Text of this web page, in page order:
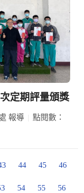
定期評量頒獎
報導
點閱數：
44 45 46
54 55 56